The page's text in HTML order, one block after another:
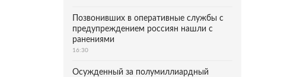
Позвонивших в оперативные службы с
предупреждением россиян нашли с
ранениями
16:30
Осужденный за полумиллиардный